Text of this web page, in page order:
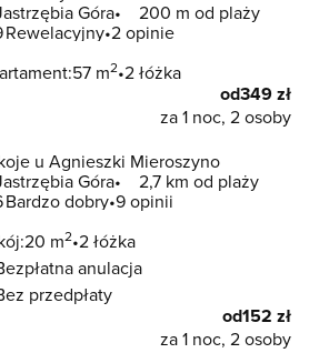
Góra
200 m od plaży
Rewelacyjny 2 opinie
57 m2 2 łóżka
od349 zł
za 1 noc, 2 osoby
u Agnieszki Mieroszyno
Góra
2,7 km od plaży
Bardzo dobry 9 opinii
20 m2 2 łóżka
anulacja
przedpłaty
od152 zł
za 1 noc, 2 osoby